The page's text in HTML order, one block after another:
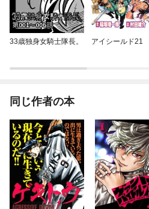
33歳独身女騎士隊長。 アイシールド21
同じ作者の本